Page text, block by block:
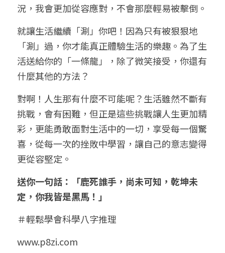
況，我會更加從容應對，不會那麼輕易被擊倒。
就讓生活繼續「涮」你吧！因為只有被狠狠地
「涮」過，你才能真正體驗生活的樂趣。為了生
活送給你的「一條龍」，除了微笑接受，你還有
什麼其他的方法？
對啊！人生那有什麼不可能呢？生活雖然不斷有
挑戰，會有困難，但正是這些挑戰讓人生更加精
彩，更能勇敢面對生活中的一切，享受每一個驚
喜，從每一次的挫敗中學習，讓自己的意志變得
更從容堅定。
送你一句話：「鹿死誰手，尚未可知，乾坤未
定，你我皆是黑馬！」
＃輕鬆學會科學八字推理
www.p8zi.com